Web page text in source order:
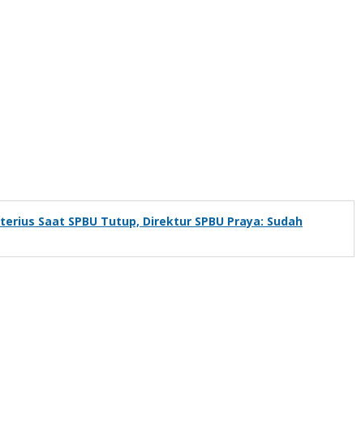
Saat SPBU Tutup, Direktur SPBU Praya: Sudah